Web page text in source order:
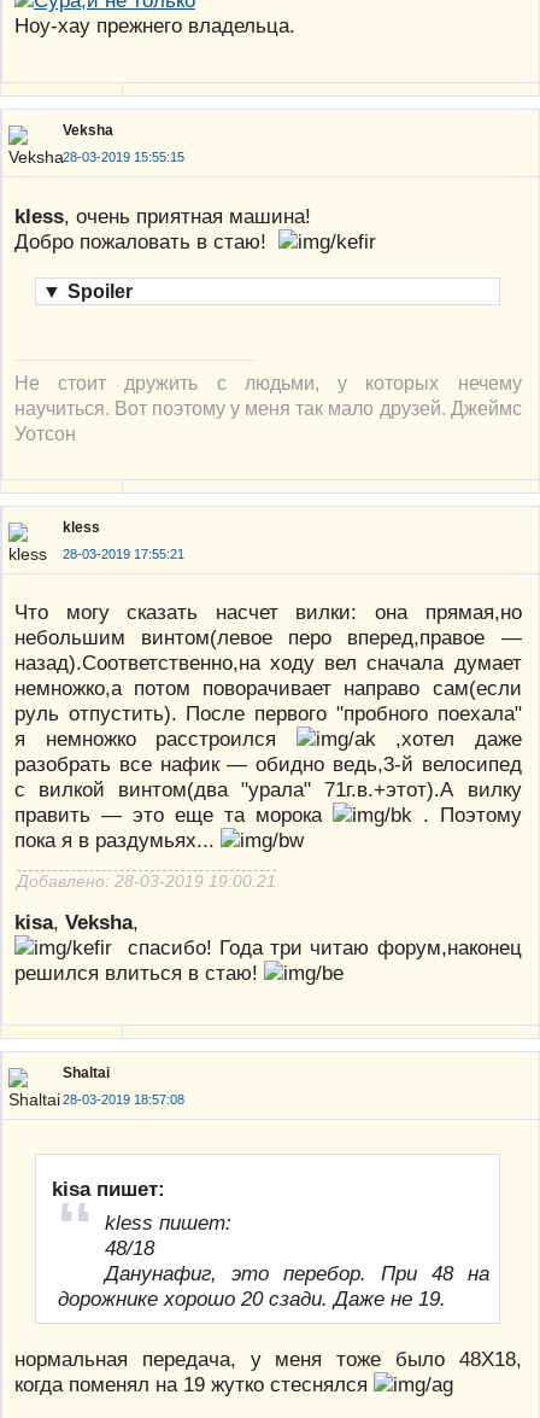
Ноу-хау прежнего владельца.
Veksha
28-03-2019 15:55:15
kless, очень приятная машина!
Добро пожаловать в стаю!
▼ Spoiler
Не стоит дружить с людьми, у которых нечему
научиться. Вот поэтому у меня так мало друзей. Джеймс
Уотсон
kless
28-03-2019 17:55:21
Что могу сказать насчет вилки: она прямая,но
небольшим винтом(левое перо вперед,правое —
назад).Соответственно,на ходу вел сначала думает
немножко,а потом поворачивает направо сам(если
руль отпустить). После первого "пробного поехала"
я немножко расстроился
,хотел даже
разобрать все нафик — обидно ведь,3-й велосипед
с вилкой винтом(два "урала" 71г.в.+этот).А вилку
править — это еще та морока
. Поэтому
пока я в раздумьях...
Добавлено: 28-03-2019 19:00:21
kisa, Veksha,
спасибо! Года три читаю форум,наконец
решился влиться в стаю!
Shaltai
28-03-2019 18:57:08
kisa пишет:
kless пишет:
48/18
Данунафиг, это перебор. При 48 на
дорожнике хорошо 20 сзади. Даже не 19.
нормальная передача, у меня тоже было 48Х18,
когда поменял на 19 жутко стеснялся